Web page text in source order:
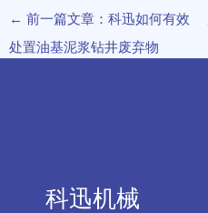
← 前一篇文章：科迅如何有效
处置油基泥浆钻井废弃物
科迅机械